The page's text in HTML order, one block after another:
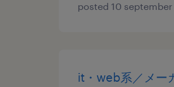
posted 10
it・web系／メー